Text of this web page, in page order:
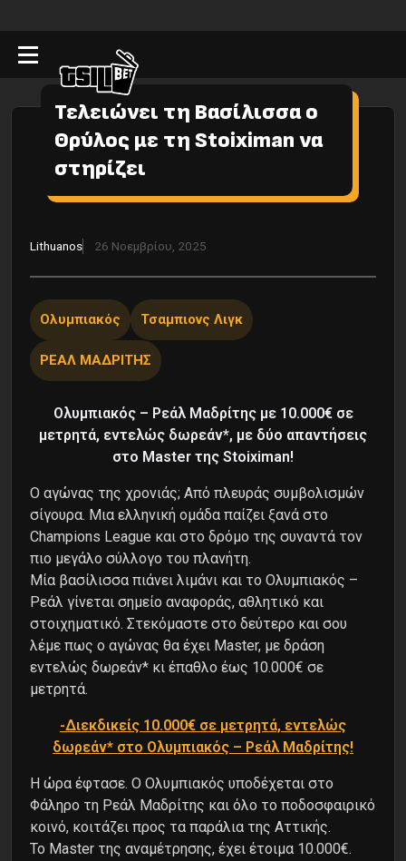
Τελειώνει τη Βασίλισσα ο
Θρύλος με τη Stoiximan να
στηρίζει
Lithuanos 26 Νοεμβρίου, 2025
Ολυμπιακός Τσαμπιονς Λιγκ
ΡΕΑΛ ΜΑΔΡΙΤΗΣ
Ολυμπιακός – Ρεάλ Μαδρίτης με 10.000€ σε
μετρητά, εντελώς δωρεάν*, με δύο απαντήσεις
στο Master της Stoiximan!
Ο αγώνας της χρονιάς; Από πλευράς συμβολισμών
σίγουρα. Μια ελληνική ομάδα παίζει ξανά στο
Champions League και στο δρόμο της συναντά τον
πιο μεγάλο σύλλογο του πλανήτη.
Μία βασίλισσα πιάνει λιμάνι και το Ολυμπιακός –
Ρεάλ γίνεται σημείο αναφοράς, αθλητικό και
στοιχηματικό. Στεκόμαστε στο δεύτερο και σου
λέμε πως ο αγώνας θα έχει Master, με δράση
εντελώς δωρεάν* κι έπαθλο έως 10.000€ σε
μετρητά.
-Διεκδικείς 10.000€ σε μετρητά, εντελώς
δωρεάν* στο Ολυμπιακός – Ρεάλ Μαδρίτης!
Η ώρα έφτασε. Ο Ολυμπιακός υποδέχεται στο
Φάληρο τη Ρεάλ Μαδρίτης και όλο το ποδοσφαιρικό
κοινό, κοιτάζει προς τα παράλια της Αττικής.
Το Master της αναμέτρησης, έχει έτοιμα 10.000€.